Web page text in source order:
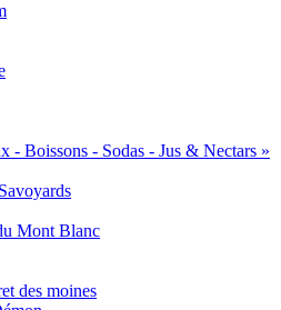
- Boissons - Sodas - Jus & Nectars »
Mont Blanc
des moines